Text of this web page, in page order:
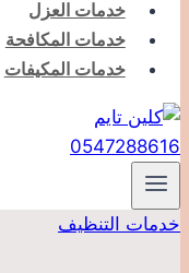
خدمات العزل
خدمات المكافحة
خدمات المكيفات
خدمات التنظيف